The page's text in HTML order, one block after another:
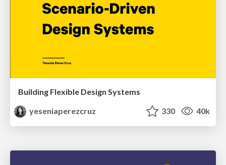
Building Flexible Design Systems
yeseniaperezcruz
330 40k